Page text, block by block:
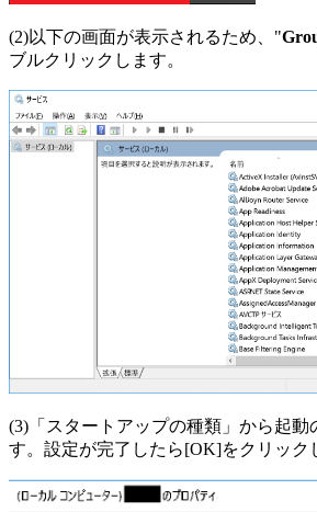
(2)以下の画面が表示されるため、"
ブルクリックします。
(3)「スタートアップの種類」から起動
す。設定が完了したら[OK]をクリック